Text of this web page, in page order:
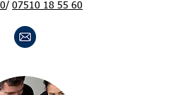
/ 07510 18 55 60